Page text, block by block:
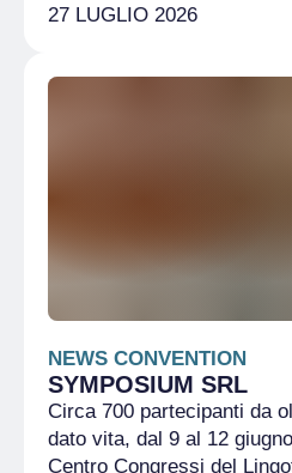
27 LUGLIO 2026
NEWS CONVENTION
SYMPOSIUM SRL
Circa 700 partecipanti da
dato vita, dal 9 al 12
Centro Congressi del